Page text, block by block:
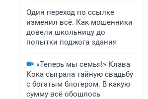
Один переход по ссылке
изменил всё. Как мошенники
довели школьницу до
попытки поджога здания
«Теперь мы семья!» Клава
Кока сыграла тайную свадьбу
с богатым блогером. В какую
сумму всё обошлось